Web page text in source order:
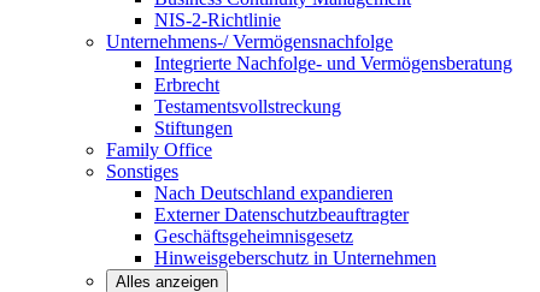
NIS-2-Richtlinie
Unternehmens-/Vermögensnachfolge
Integrierte Nachfolge- und Vermögensberatung
Erbrecht
Testamentsvollstreckung
Stiftungen
Family Office
Sonstiges
Nach Deutschland expandieren
Externer Datenschutzbeauftragter
Geschäftsgeheimnisgesetz
Hinweisgeberschutz in Unternehmen
Alles anzeigen